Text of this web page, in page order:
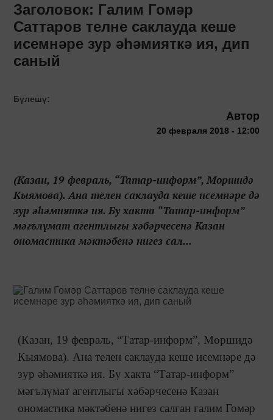
Заголовок: Галим Гомәр
Саттаров телне саклауда кеше
исемнәре зур әһәмияткә ия, дип
саный
Бүлешү:
Автор
20 февраля 2018 - 12:00
(Казан, 19 февраль, “Татар-информ”, Мөршидә
Кыямова). Ана телен саклауда кеше исемнәре дә
зур әһәмияткә ия. Бу хакта “Татар-информ”
мәгълүмат агентлыгы хәбәрчесенә Казан
ономастика мәктәбенә нигез сал...
(Казан, 19 февраль, “Татар-информ”, Мөршидә
Кыямова). Ана телен саклауда кеше исемнәре дә
зур әһәмияткә ия. Бу хакта “Татар-информ”
мәгълүмат агентлыгы хәбәрчесенә Казан
ономастика мәктәбенә нигез салган галим Гомәр